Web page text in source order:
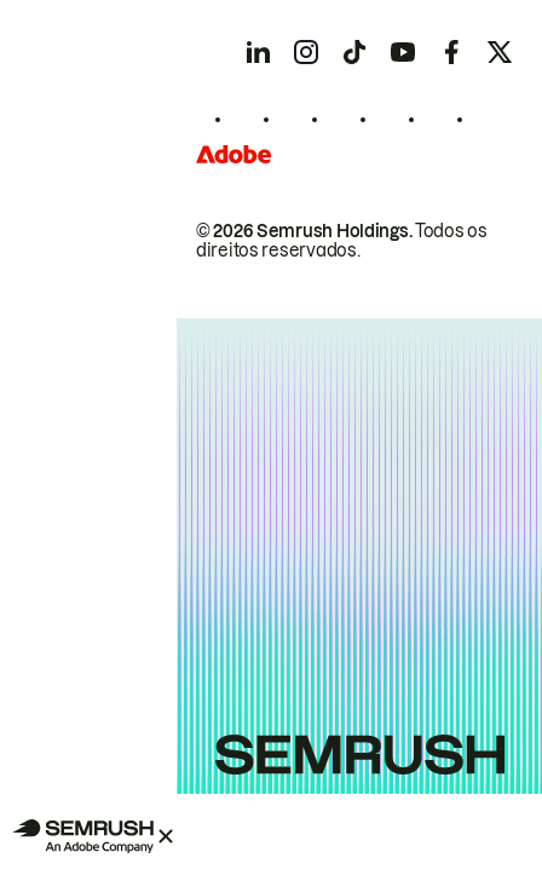
© 2026 Semrush Holdings.Todos os
direitos reservados.